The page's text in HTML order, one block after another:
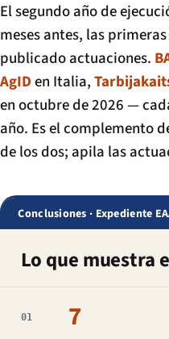
El segundo año de
meses antes, las
publicado actuaciones.
AgIDen Italia,
en octubre de 2026 —
año. Es el complemento
de los dos; apila las
Conclusiones · Expediente
Lo que muestra
01 7